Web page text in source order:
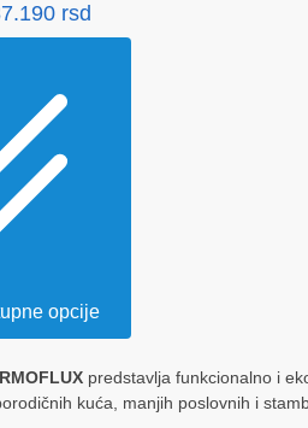
rsd
cena:
opcije
predstavlja funkcionalno i
kuća, manjih poslovnih i